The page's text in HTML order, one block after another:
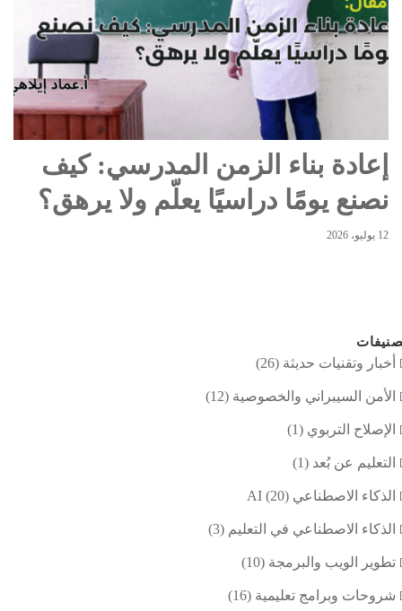
إعادة بناء الزمن المدرسي: كيف
نصنع يومًا دراسيًا يعلّم ولا يرهق؟
12 يوليو، 2026
أخبار وتقنيات حديثة
الأمن السيبراني والخصوصية
الإصلاح التربوي
التعليم عن بُعد
الذكاء الاصطناعي AI (20)
الذكاء الاصطناعي في التعليم
تطوير الويب والبرمجة
شروحات وبرامج تعليمية